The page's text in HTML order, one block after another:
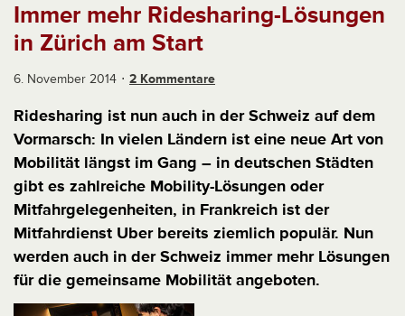
Immer mehr Ridesharing-Lösungen
in Zürich am Start
6. November 2014 2 Kommentare
Ridesharing ist nun auch in der Schweiz auf dem
Vormarsch: In vielen Ländern ist eine neue Art von
Mobilität längst im Gang – in deutschen Städten
gibt es zahlreiche Mobility-Lösungen oder
Mitfahrgelegenheiten, in Frankreich ist der
Mitfahrdienst Uber bereits ziemlich populär. Nun
werden auch in der Schweiz immer mehr Lösungen
für die gemeinsame Mobilität angeboten.